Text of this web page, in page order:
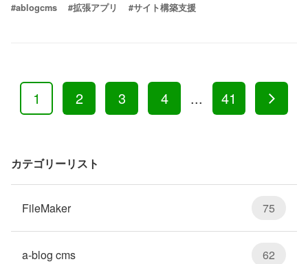
#ablogcms #拡張アプリ #サイト構築支援
1 2 3 4 ... 41
カテゴリーリスト
FileMaker 75
a-blog cms 62